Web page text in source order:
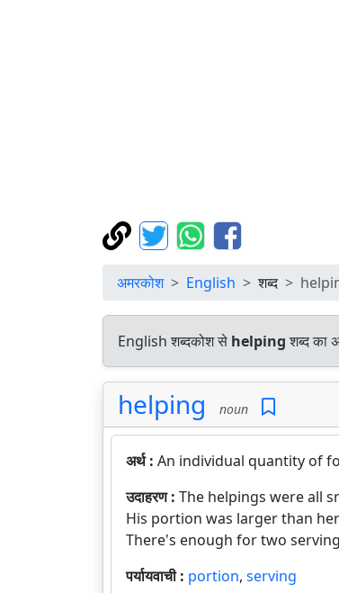
अमरकोश English शब्द
English शब्दकोश से helpingशब्द का
helping noun
अर्थ : An individual quantity of
उदाहरण : The helpings were all
His portion was larger than
There's enough for two
पर्यायवाची : portion, serving